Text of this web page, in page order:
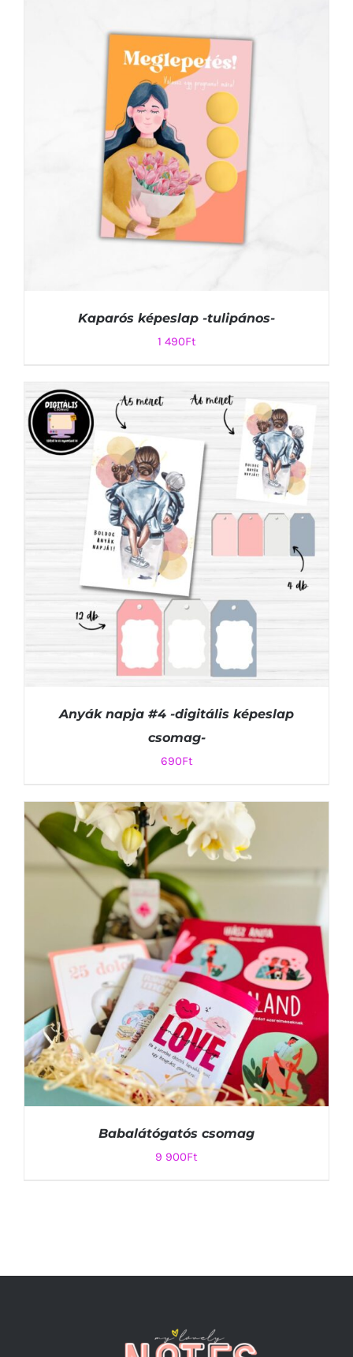
/
KOSÁRBA TESZEM
RÉSZLETEK
Kaparós képeslap -tulipános-
1 490Ft
KOSÁRBA TESZEM
RÉSZLETEK
Anyák napja #4 -digitális képeslap
csomag-
690Ft
Babalátógatós csomag
9 900Ft